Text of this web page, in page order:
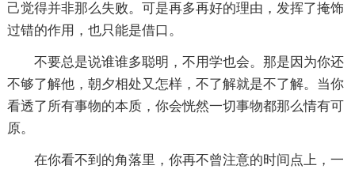
己觉得并非那么失败。可是再多再好的理由，发挥了掩饰
过错的作用，也只能是借口。
不要总是说谁谁多聪明，不用学也会。那是因为你还
不够了解他，朝夕相处又怎样，不了解就是不了解。当你
看透了所有事物的本质，你会恍然一切事物都那么情有可
原。
在你看不到的角落里，你再不曾注意的时间点上，一